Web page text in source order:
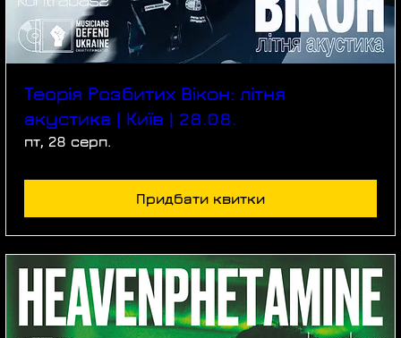
Теорія Розбитих Вікон: літня
акустика | Київ | 28.08.
пт, 28 серп.
Придбати квитки